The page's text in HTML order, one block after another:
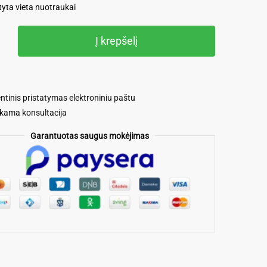
vieta nuotraukai
Į krepšelį
pristatymas elektroniniu paštu
konsultacija
Garantuotas saugus mokėjimas